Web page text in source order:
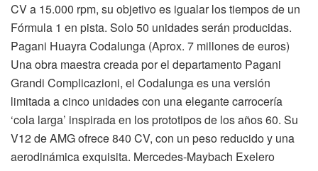
CV a 15.000 rpm, su objetivo es igualar los tiempos de un
Fórmula 1 en pista. Solo 50 unidades serán producidas.
Pagani Huayra Codalunga (Aprox. 7 millones de euros)
Una obra maestra creada por el departamento Pagani
Grandi Complicazioni, el Codalunga es una versión
limitada a cinco unidades con una elegante carrocería
‘cola larga’ inspirada en los prototipos de los años 60. Su
V12 de AMG ofrece 840 CV, con un peso reducido y una
aerodinámica exquisita. Mercedes-Maybach Exelero